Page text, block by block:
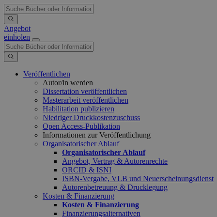
Angebot
einholen
Veröffentlichen
Autor/in werden
Dissertation veröffentlichen
Masterarbeit veröffentlichen
Habilitation publizieren
Niedriger Druckkostenzuschuss
Open Access-Publikation
Informationen zur Veröffentlichung
Organisatorischer Ablauf
Organisatorischer Ablauf
Angebot, Vertrag & Autorenrechte
ORCID & ISNI
ISBN-Vergabe, VLB und Neuerscheinungsdienst
Autorenbetreuung & Drucklegung
Kosten & Finanzierung
Kosten & Finanzierung
Finanzierungsalternativen